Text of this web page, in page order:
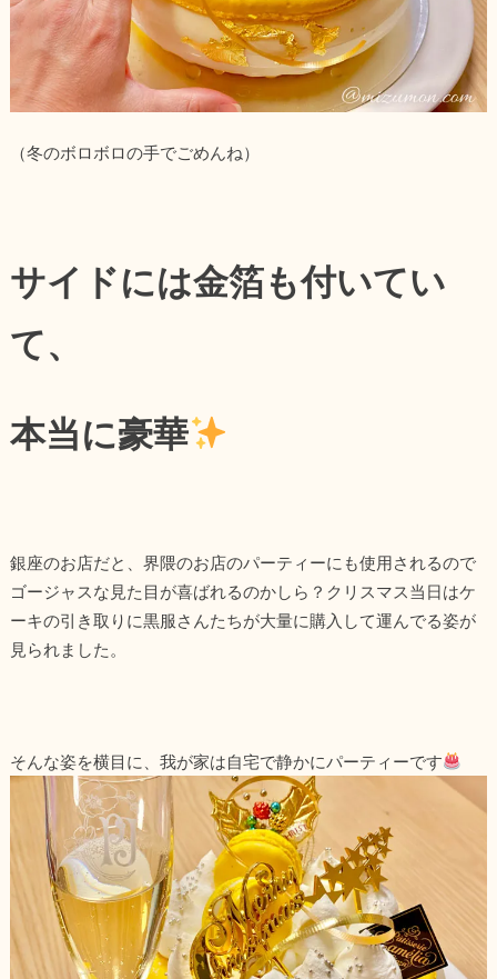
（冬のボロボロの手でごめんね）
サイドには金箔も付いてい
て、
本当に豪華
銀座のお店だと、界隈のお店のパーティーにも使用されるので
ゴージャスな見た目が喜ばれるのかしら？クリスマス当日はケ
ーキの引き取りに黒服さんたちが大量に購入して運んでる姿が
見られました。
そんな姿を横目に、我が家は自宅で静かにパーティーです